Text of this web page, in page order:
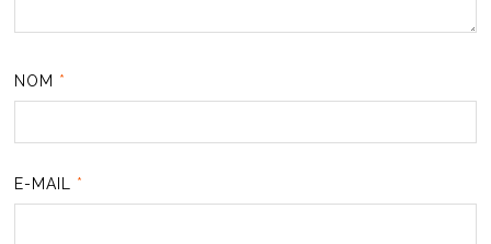
NOM *
E-MAIL *